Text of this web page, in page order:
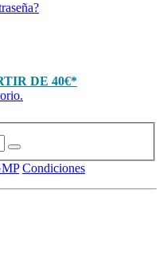
DE 40€*
Condiciones